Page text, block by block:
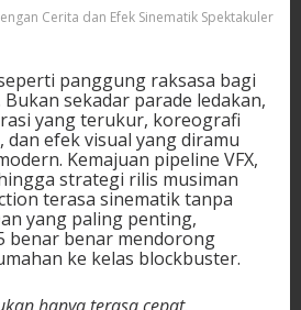
Cerita dan Efek Sinematik Spektakuler
panggung raksasa bagi
sekadar parade ledakan,
yang terukur, koreografi
dan efek visual yang diramu
Kemajuan pipeline VFX,
strategi rilis musiman
terasa sinematik tanpa
yang paling penting,
benar benar mendorong
ke kelas blockbuster.
hanya terasa cepat,